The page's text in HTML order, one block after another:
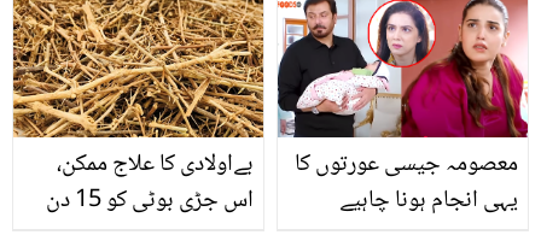
ستھرا اور تروتازہ کرنا
ضروری ہے
فوائد، جس کے بعد آپ اسے
آج ہی خرید لائیں گے
بےاولادی کا علاج ممکن،
اس جڑی بوٹی کو 15 دن
معصومہ جیسی عورتوں کا
یہی انجام ہونا چاہیے